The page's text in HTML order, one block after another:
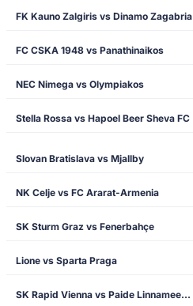
FK Kauno Zalgiris vs Dinamo Zagabria
FC CSKA 1948 vs Panathinaikos
NEC Nimega vs Olympiakos
Stella Rossa vs Hapoel Beer Sheva FC
Slovan Bratislava vs Mjallby
NK Celje vs FC Ararat-Armenia
SK Sturm Graz vs Fenerbahçe
Lione vs Sparta Praga
SK Rapid Vienna vs Paide Linnameeskond